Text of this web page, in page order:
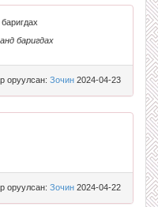
баригдах
оруулсан: Зочин 2024-04-23
оруулсан: Зочин 2024-04-22